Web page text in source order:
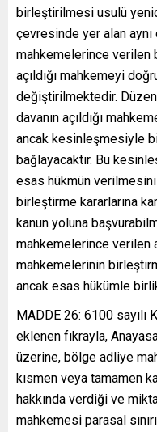
birleştirilmesi usulü
çevresinde yer alan
mahkemelerince verilen
açıldığı mahkemeyi
değiştirilmektedir.
davanın açıldığı
ancak kesinleşmesiyle
bağlayacaktır. Bu
esas hükmün
birleştirme kararlarına
kanun yoluna
mahkemelerince verilen
mahkemelerinin
ancak esas hükümle
MADDE 26: 6100 sayılı
eklenen fıkrayla,
üzerine, bölge adliye
kısmen veya tamamen
hakkında verdiği ve
mahkemesi parasal